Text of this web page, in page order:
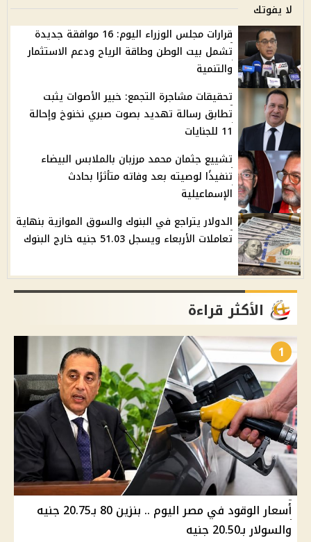
لا يفوتك
قرارات مجلس الوزراء اليوم: 16 موافقة جديدة
تشمل بيت الوطن وطاقة الرياح ودعم الاستثمار
والتنمية
تحقيقات مشاجرة التجمع: خبير الأصوات يثبت
تطابق رسالة تهديد بصوت صبري نخنوخ وإحالة
11 للجنايات
تشييع جثمان محمد مرزبان بالملابس البيضاء
تنفيذًا لوصيته بعد وفاته متأثرًا بحادث
الإسماعيلية
الدولار يتراجع في البنوك والسوق الموازية بنهاية
تعاملات الأربعاء ويسجل 51.03 جنيه خارج البنوك
الأكثر قراءة
1
أسعار الوقود في مصر اليوم .. بنزين 80 بـ20.75 جنيه
والسولار بـ20.50 جنيه